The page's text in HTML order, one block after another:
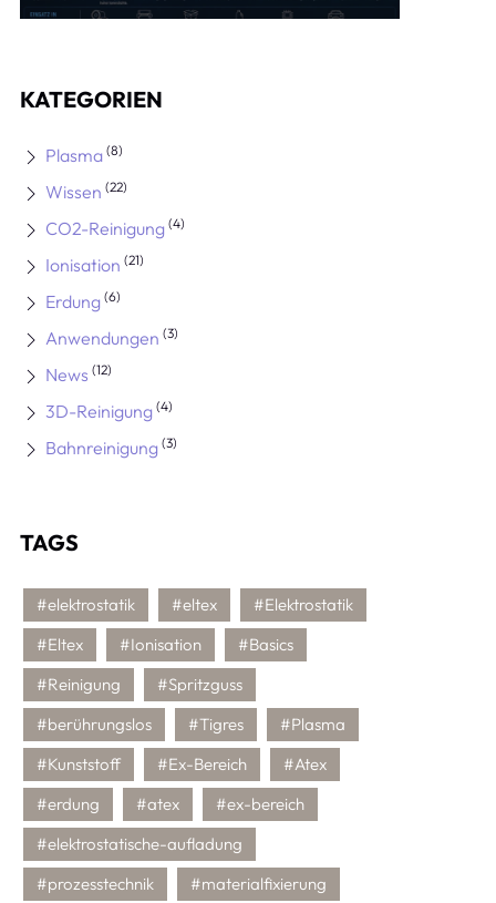
KATEGORIEN
Plasma (8)
Wissen (22)
CO2-Reinigung (4)
Ionisation (21)
Erdung (6)
Anwendungen (3)
News (12)
3D-Reinigung (4)
Bahnreinigung (3)
TAGS
#elektrostatik #eltex
#Elektrostatik
#Eltex
#Ionisation
#Basics
#Reinigung
#Spritzguss
#berührungslos
#Tigres
#Plasma
#Kunststoff
#Ex-Bereich
#Atex
#erdung
#atex
#ex-bereich
#elektrostatische-aufladung
#prozesstechnik
#materialfixierung